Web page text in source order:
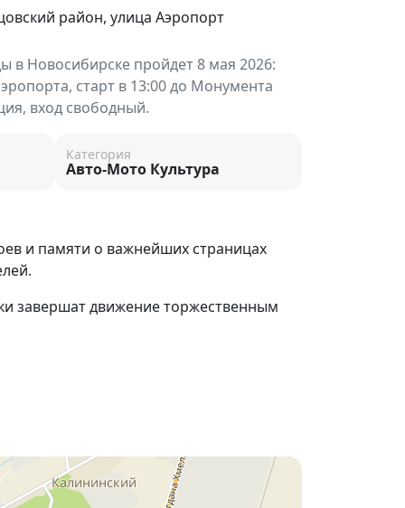
район, улица Аэропорт
Новосибирске пройдет 8 мая 2026:
старт в 13:00 до Монумента
вход свободный.
Категория
Авто-Мото Культура
и памяти о важнейших страницах
завершат движение торжественным
традицию памяти в современном